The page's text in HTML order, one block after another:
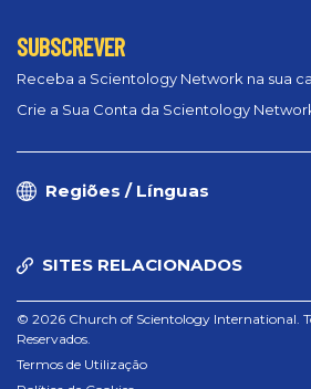
SUBSCREVER
Receba a Scientology Network na sua
Crie a Sua Conta da Scientology
Regiões / Línguas
SITES RELACIONADOS
© 2026 Church of Scientology International.
Reservados.
Termos de Utilização